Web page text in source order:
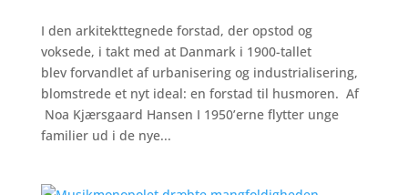
I den arkitekttegnede forstad, der opstod og
voksede, i takt med at Danmark i 1900-tallet
blev forvandlet af urbanisering og industrialisering,
blomstrede et nyt ideal: en forstad til husmoren. Af
Noa Kjærsgaard Hansen I 1950’erne flytter unge
familier ud i de nye...